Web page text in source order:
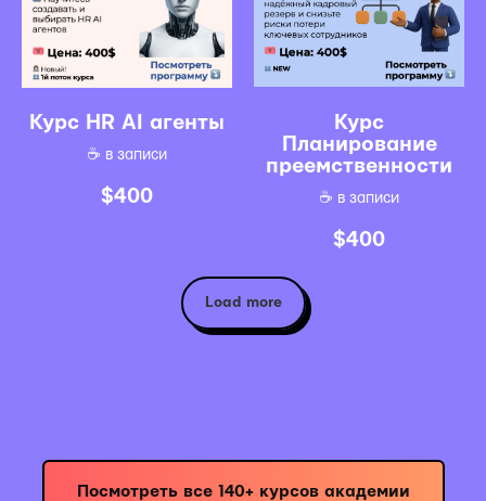
Курс HR AI агенты
☕️ в записи
$400
Курс
Планирование
преемственности
☕️ в записи
$400
Load more
Посмотреть все 140+ курсов академии